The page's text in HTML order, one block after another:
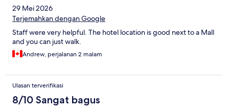
29 Mei 2026
Terjemahkan dengan Google
Staff were very helpful. The hotel location is good next to a Mall
and you can just walk.
Andrew, perjalanan 2 malam
Ulasan terverifikasi
8/10 Sangat bagus